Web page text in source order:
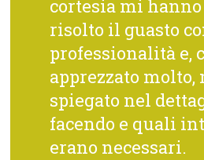
cortesia mi
risolto il guasto
professionalità e,
apprezzato molto,
spiegato nel
facendo e quali
erano necessari.